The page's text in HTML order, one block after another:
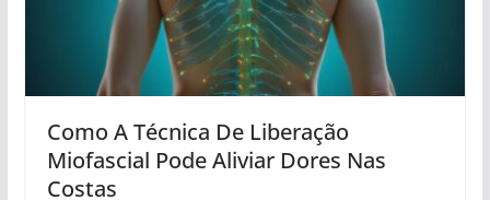
Como A Técnica De Liberação
Miofascial Pode Aliviar Dores Nas
Costas